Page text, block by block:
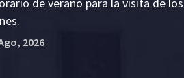
de verano para la visita de los
2026